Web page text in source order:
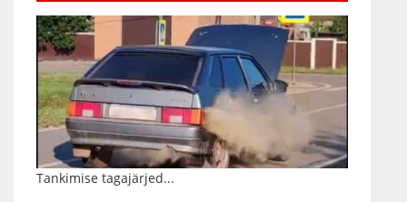
Tankimise tagajärjed...